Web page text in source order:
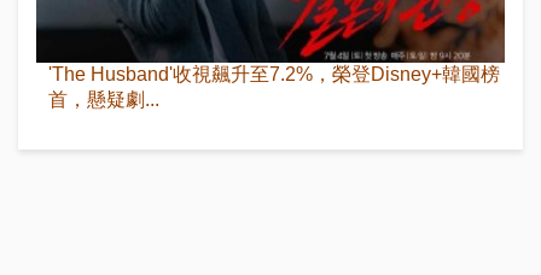
'The Husband'收視飆升至7.2%，榮登Disney+韓國榜
首，懸疑劇...